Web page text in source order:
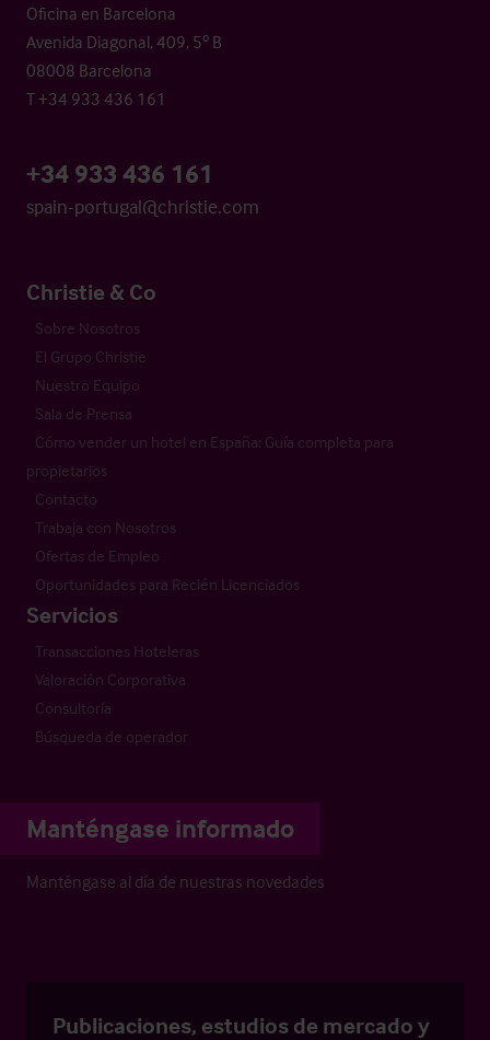
Oficina en Barcelona
Avenida Diagonal, 409, 5º B
08008 Barcelona
T +34 933 436 161
+34 933 436 161
spain-portugal@christie.com
Christie & Co
Sobre Nosotros
El Grupo Christie
Nuestro Equipo
Sala de Prensa
Cómo vender un hotel en España: Guía completa para
propietarios
Contacto
Trabaja con Nosotros
Ofertas de Empleo
Oportunidades para Recién Licenciados
Servicios
Transacciones Hoteleras
Valoración Corporativa
Consultoría
Búsqueda de operador
Manténgase informado
Manténgase al día de nuestras novedades
Publicaciones, estudios de mercado y